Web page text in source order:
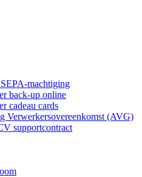
machtiging
back-up online
cadeau cards
Verwerkersovereenkomst (AVG)
supportcontract